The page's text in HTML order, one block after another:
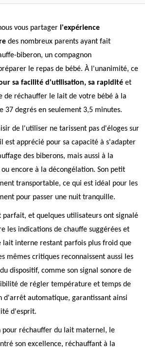
vous partager l'expérience
des nombreux parents ayant fait
biberon, un compagnon
le repas de bébé. À l'unanimité, ce
sa facilité d'utilisation, sa rapidité et
de réchauffer le lait de votre bébé à la
37 degrés en seulement 3,5 minutes.
de l'utiliser ne tarissent pas d'éloges sur
est apprécié pour sa capacité à s'adapter
des biberons, mais aussi à la
encore à la décongélation. Son petit
transportable, ce qui est idéal pour les
pour passer une nuit tranquille.
parfait, et quelques utilisateurs ont signalé
les indications de chauffe suggérées et
lait interne restant parfois plus froid que
mêmes critiques reconnaissent aussi les
dispositif, comme son signal sonore de
de régler température et temps de
d'arrêt automatique, garantissant ainsi
d'esprit.
pour réchauffer du lait maternel, le
son excellence, réchauffant à la